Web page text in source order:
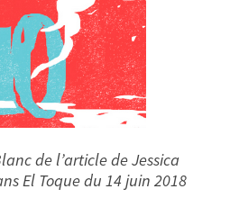
de l’article de Jessica
El Toque du 14 juin 2018